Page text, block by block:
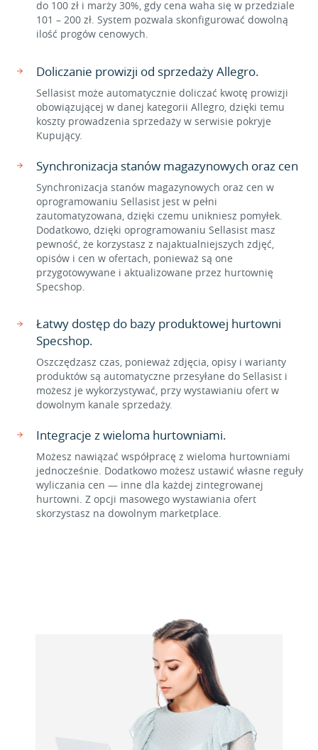
do 100 zł i marży 30%, gdy cena waha się w przedziale
101 – 200 zł. System pozwala skonfigurować dowolną
ilość progów cenowych.
Doliczanie prowizji od sprzedaży Allegro.
Sellasist może automatycznie doliczać kwotę prowizji
obowiązującej w danej kategorii Allegro, dzięki temu
koszty prowadzenia sprzedaży w serwisie pokryje
Kupujący.
Synchronizacja stanów magazynowych oraz cen
Synchronizacja stanów magazynowych oraz cen w
oprogramowaniu Sellasist jest w pełni
zautomatyzowana, dzięki czemu unikniesz pomyłek.
Dodatkowo, dzięki oprogramowaniu Sellasist masz
pewność, że korzystasz z najaktualniejszych zdjęć,
opisów i cen w ofertach, ponieważ są one
przygotowywane i aktualizowane przez hurtownię
Specshop.
Łatwy dostęp do bazy produktowej hurtowni
Specshop.
Oszczędzasz czas, ponieważ zdjęcia, opisy i warianty
produktów są automatyczne przesyłane do Sellasist i
możesz je wykorzystywać, przy wystawianiu ofert w
dowolnym kanale sprzedaży.
Integracje z wieloma hurtowniami.
Możesz nawiązać współpracę z wieloma hurtowniami
jednocześnie. Dodatkowo możesz ustawić własne reguły
wyliczania cen — inne dla każdej zintegrowanej
hurtowni. Z opcji masowego wystawiania ofert
skorzystasz na dowolnym marketplace.